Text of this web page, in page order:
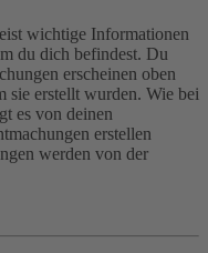
wichtige Informationen
du dich befindest. Du
erscheinen oben
sie erstellt wurden. Wie bei
es von deinen
erstellen
werden von der